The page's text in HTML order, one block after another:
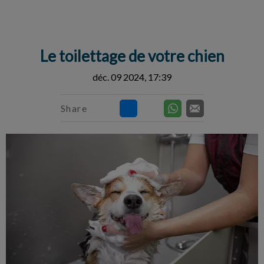
Le toilettage de votre chien
déc. 09 2024, 17:39
Share